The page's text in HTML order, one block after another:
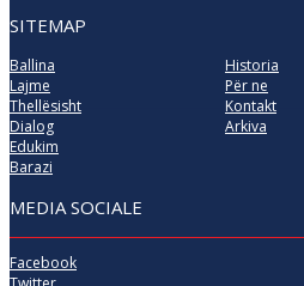
SITEMAP
Ballina
Lajme
Thellësisht
Dialog
Edukim
Barazi
Historia
Për ne
Kontakt
Arkiva
MEDIA SOCIALE
Facebook